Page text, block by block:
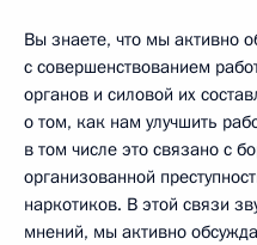
Вы знаете, что мы активно
с совершенствованием
органов и силовой их
о том, как нам улучшить
в том числе это связано с
организованной
наркотиков. В этой связи
мнений, мы активно